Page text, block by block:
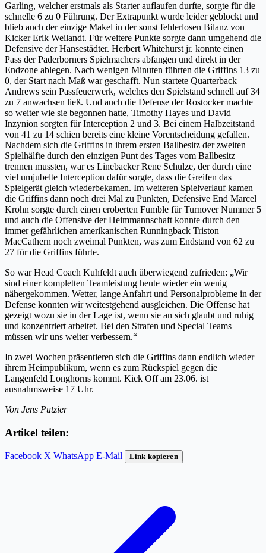
Garling, welcher erstmals als Starter auflaufen durfte, sorgte für die
schnelle 6 zu 0 Führung. Der Extrapunkt wurde leider geblockt und
blieb auch der einzige Makel in der sonst fehlerlosen Bilanz von
Kicker Erik Weilandt. Für weitere Punkte sorgte dann umgehend die
Defensive der Hansestädter. Herbert Whitehurst jr. konnte einen
Pass der Paderborners Spielmachers abfangen und direkt in der
Endzone ablegen. Nach wenigen Minuten führten die Griffins 13 zu
0, der Start nach Maß war geschafft. Nun startete Quarterback
Andrews sein Passfeuerwerk, welches den Spielstand schnell auf 34
zu 7 anwachsen ließ. Und auch die Defense der Rostocker machte
so weiter wie sie begonnen hatte, Timothy Hayes und David
Inzynion sorgten für Interception 2 und 3. Bei einem Halbzeitstand
von 41 zu 14 schien bereits eine kleine Vorentscheidung gefallen.
Nachdem sich die Griffins in ihrem ersten Ballbesitz der zweiten
Spielhälfte durch den einzigen Punt des Tages vom Ballbesitz
trennen mussten, war es Linebacker Rene Schulze, der durch eine
viel umjubelte Interception dafür sorgte, dass die Greifen das
Spielgerät gleich wiederbekamen. Im weiteren Spielverlauf kamen
die Griffins dann noch drei Mal zu Punkten, Defensive End Marcel
Krohn sorgte durch einen eroberten Fumble für Turnover Nummer 5
und auch die Offensive der Heimmannschaft konnte durch den
immer gefährlichen amerikanischen Runningback Triston
MacCathern noch zweimal Punkten, was zum Endstand von 62 zu
27 für die Griffins führte.
So war Head Coach Kuhfeldt auch überwiegend zufrieden: „Wir
sind einer kompletten Teamleistung heute wieder ein wenig
nähergekommen. Wetter, lange Anfahrt und Personalprobleme in der
Defense konnten wir weitestgehend ausgleichen. Die Offense hat
gezeigt wozu sie in der Lage ist, wenn sie an sich glaubt und ruhig
und konzentriert arbeitet. Bei den Strafen und Special Teams
müssen wir uns weiter verbessern.“
In zwei Wochen präsentieren sich die Griffins dann endlich wieder
ihrem Heimpublikum, wenn es zum Rückspiel gegen die
Langenfeld Longhorns kommt. Kick Off am 23.06. ist
ausnahmsweise 17 Uhr.
Von Jens Putzier
Artikel teilen:
Facebook X WhatsApp E-Mail Link kopieren